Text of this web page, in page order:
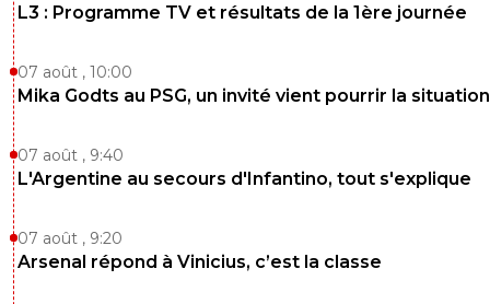
L3 : Programme TV et résultats de la 1ère journée
07 août , 10:00
Mika Godts au PSG, un invité vient pourrir la situation
07 août , 9:40
L'Argentine au secours d'Infantino, tout s'explique
07 août , 9:20
Arsenal répond à Vinicius, c’est la classe